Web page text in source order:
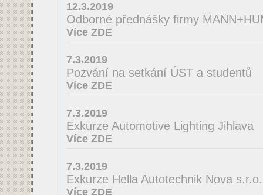
12.3.2019
Odborné přednášky firmy
Více ZDE
7.3.2019
Pozvání na setkání ÚST a studentů
Více ZDE
7.3.2019
Exkurze Automotive Lighting Jihlava
Více ZDE
7.3.2019
Exkurze Hella Autotechnik Nova
Více ZDE